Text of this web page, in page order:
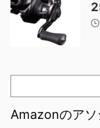
Amazonのアソ